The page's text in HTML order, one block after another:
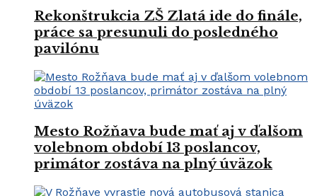
Rekonštrukcia ZŠ Zlatá ide do finále,
práce sa presunuli do posledného
pavilónu
Mesto Rožňava bude mať aj v ďalšom
volebnom období 13 poslancov,
primátor zostáva na plný úväzok